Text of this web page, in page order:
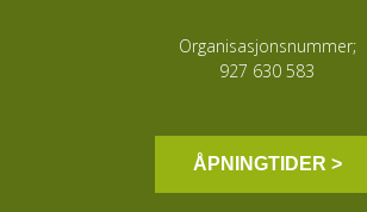
Organisasjonsnummer;
927 630 583
ÅPNINGTIDER >